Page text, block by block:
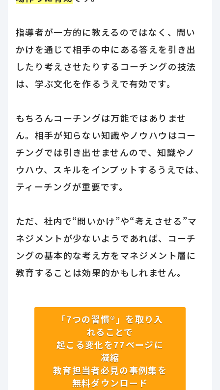
指導者が一方的に教えるのではなく、問い
かけを通じて相手の中にある答えを引き出
したり考えさせたりするコーチングの技法
は、学ぶ文化を作るうえで有効です。
もちろんコーチングは万能ではありませ
ん。相手が知らない知識やノウハウはコー
チングでは引き出せませんので、知識やノ
ウハウ、スキルをインプットするうえでは、
ティーチングが重要です。
ただ、社内で“問いかけ”や“考えさせる”マ
ネジメントが少ないようであれば、コーチ
ングの基本的な考え方をマネジメント層に
教育することは効果的かもしれません。
「7つの習慣®」を取り入
れることで
起こる変化を77ページに
凝縮
教育担当者必見の事例集を
無料ダウンロード